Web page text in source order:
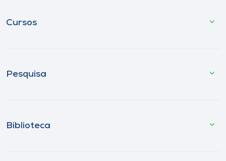
Cursos
Pesquisa
Biblioteca